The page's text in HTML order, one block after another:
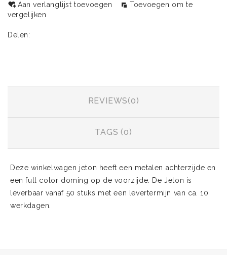
Aan verlanglijst toevoegen
Toevoegen om te
vergelijken
Delen:
REVIEWS(0)
TAGS (0)
Deze winkelwagen jeton heeft een metalen achterzijde en
een full color doming op de voorzijde. De Jeton is
leverbaar vanaf 50 stuks met een levertermijn van ca. 10
werkdagen.